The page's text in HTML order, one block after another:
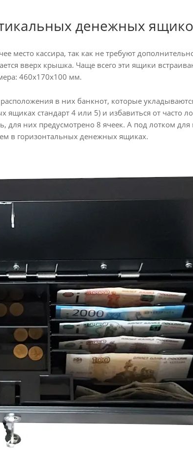
денежных
место кассира, так как не требуют
вверх крышка. Чаще всего эти ящики
460х170х100 мм.
в них банкнот, которые
ящиках стандарт 4 или 5) и избавиться от часто
них предусмотрено 8 ячеек. А под лотком для
в горизонтальных денежных ящиках.